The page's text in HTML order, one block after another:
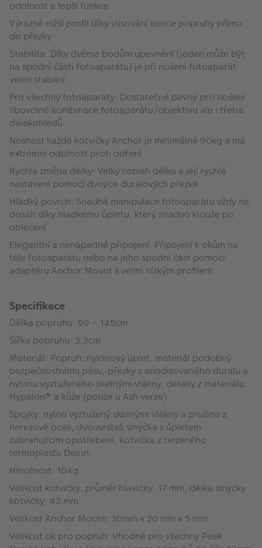
odolnost a lepší funkce
Výrazně nižší profil díky vlisování konce popruhy přímo
do přezky
Stabilita: Díky dvěma bodům upevnění (jeden může být
na spodní části fotoaparátu) je při nošení fotoaparát
velmi stabilní
Pro všechny fotoaparáty: Dostatečně pevný pro nošení
libovolné kombinace fotoaparátu/objektivu ale i třeba
dalekohledů
Nosnost každé kotvičky Anchor je minimálně 90kg a má
extrémní odolnost proti odření
Rychlá změna délky: Velký rozsah délku a její rychlé
nastavení pomocí dvojice duralových přezek
Hladký povrch: Snadná manipulace fotoaparátu vždy na
dosah díky hladkému úpletu, který snadno klouže po
oblečení
Elegantní a nenápadné připojení: Připojení k okům na
těle fotoaparátu nebo na jeho spodní část pomocí
adaptéru Anchor Mount s velmi nízkým profilem
Specifikace
Délka popruhu: 99 – 145cm
Šířka popruhu: 3,2cm
Materiál: Popruh: nylonový úplet, materiál podobný
bezpečnostnímu pásu, přezky z anodizovaného duralu a
nylonu vyztuženého skelnými vlákny, detaily z materiálu
Hypalon® a kůže (pouze u Ash verze).
Spojky: nylon vyztužený skelnými vlákny a pružina z
nerezové oceli, dvouvrstvá smyčka s úpletem
zabraňujícím opotřebení, kotvička z tvrzeného
termoplastu Delrin.
Hmotnost: 104g
Velikost kotvičky: průměr hlavičky: 17 mm, délka smyčky
kotvičky: 43 mm
Velikost Anchor Mount: 30mm x 20 mm x 5 mm
Velikost ok pro popruh: Vhodné pro všechny Peak